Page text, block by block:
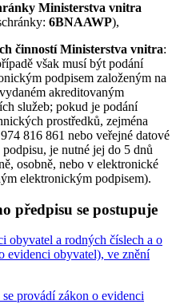
Ministerstva vnitra
6BNAAWP),
činností Ministerstva vnitra:
však musí být podání
podpisem založeným na
akreditovaným
služeb; pokud je podání
prostředků, zejména
816 861 nebo veřejné datové
je nutné jej do 5 dnů
osobně, nebo v elektronické
elektronickým podpisem).
předpisu se postupuje
obyvatel a rodných číslech a o
evidenci obyvatel), ve znění
provádí zákon o evidenci